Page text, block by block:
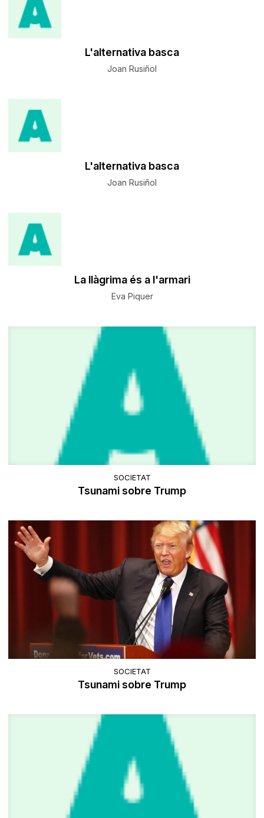
L'alternativa basca
Joan Rusiñol
L'alternativa basca
Joan Rusiñol
La llàgrima és a l'armari
Eva Piquer
SOCIETAT
Tsunami sobre Trump
SOCIETAT
Tsunami sobre Trump